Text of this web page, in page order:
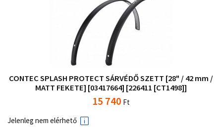
CONTEC SPLASH PROTECT SÁRVÉDŐ SZETT [28" / 42 mm /
MATT FEKETE] [03417664] [226411 [CT1498]]
15 740 Ft
Jelenleg nem elérhető